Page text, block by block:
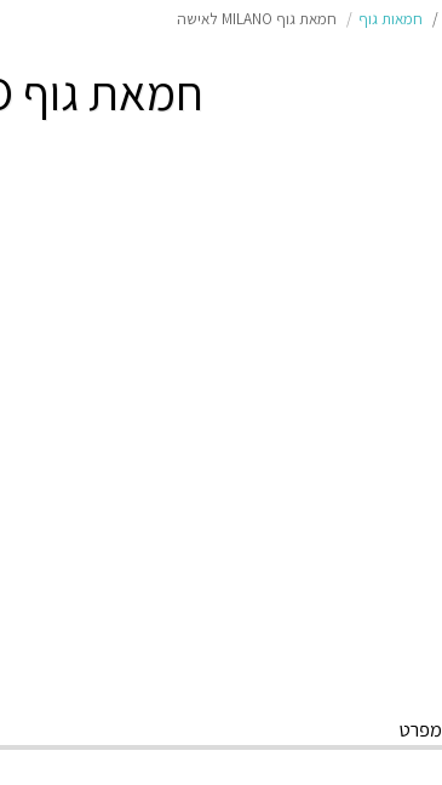
חמאות גוף חמאת גוף MILANO לאישה
חמאת גוף MILANO לאישה
מפרט